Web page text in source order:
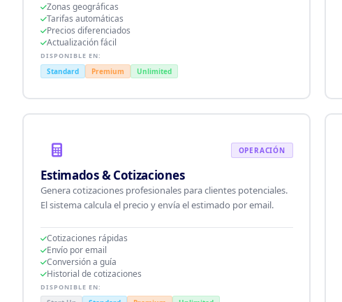
Zonas geográficas
Tarifas automáticas
Precios diferenciados
Actualización fácil
DISPONIBLE EN:
Standard Premium Unlimited
OPERACIÓN
Estimados & Cotizaciones
Genera cotizaciones profesionales para clientes potenciales.
El sistema calcula el precio y envía el estimado por email.
Cotizaciones rápidas
Envío por email
Conversión a guía
Historial de cotizaciones
DISPONIBLE EN: